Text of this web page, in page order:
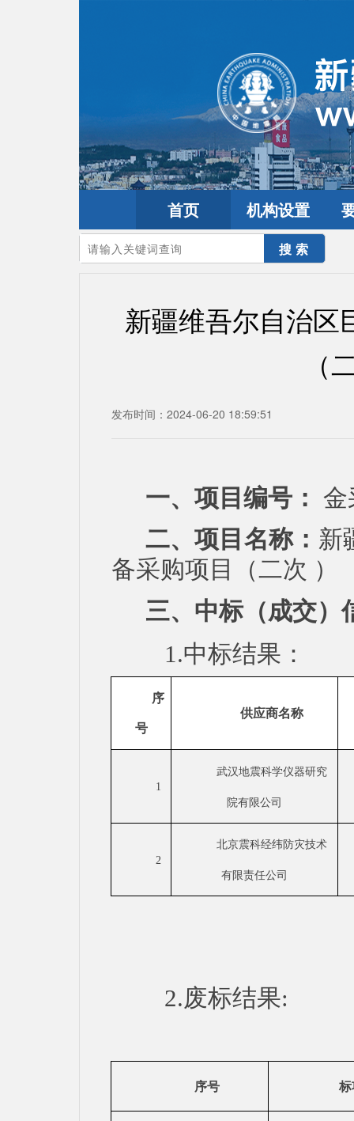
首页 机构设置
您的当前位置：首页>政务公开
新疆维吾尔自治区
发布时间：2024-06-20 18:59:51
一、项目编号： 金
二、项目名称： 新
备采购项目
（二次 ）
三、中标（成交）
1.中标结果：
序
号
供应商名称
1
武汉地震科学仪器研究
院有限公司
2
北京震科经纬防灾技术
有限责任公司
2.废标结果:
序号 标